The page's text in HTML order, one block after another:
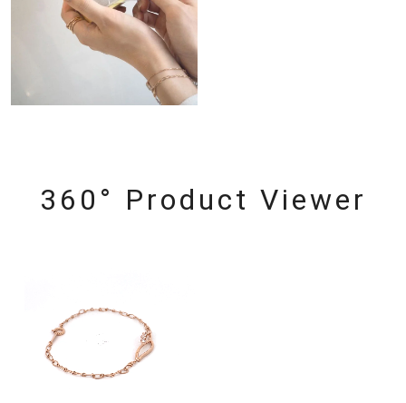
360° Product Viewer